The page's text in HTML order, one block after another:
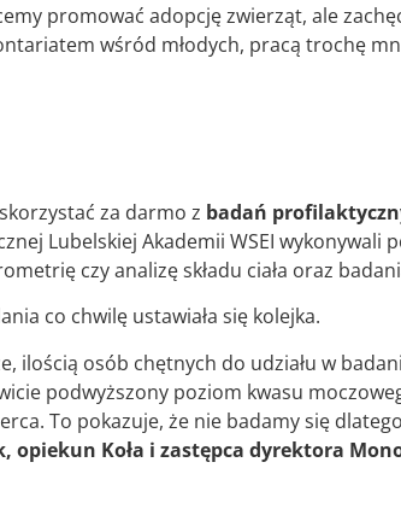
promować adopcję zwierząt, ale
wśród młodych, pracą trochę
za darmo z badań
Lubelskiej Akademii WSEI wykonywali
czy analizę składu ciała oraz
co chwilę ustawiała się kolejka.
ilością osób chętnych do udziału w
podwyższony poziom kwasu
To pokazuje, że nie badamy się
opiekun Koła i zastępca dyrektora